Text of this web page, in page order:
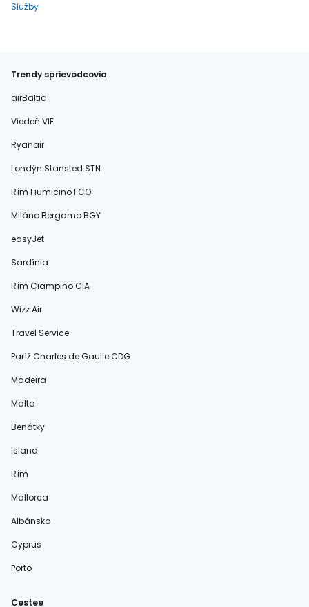
Služby
Trendy sprievodcovia
airBaltic
Viedeň VIE
Ryanair
Londýn Stansted STN
Rím Fiumicino FCO
Miláno Bergamo BGY
easyJet
Sardínia
Rím Ciampino CIA
Wizz Air
Travel Service
Paríž Charles de Gaulle CDG
Madeira
Malta
Benátky
Island
Rím
Mallorca
Albánsko
Cyprus
Porto
Cestee